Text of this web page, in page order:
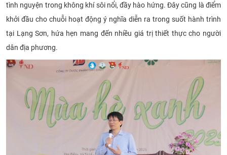
tình nguyện trong không khí sôi nổi, đầy hào hứng. Đây cũng là điểm
khởi đầu cho chuỗi hoạt động ý nghĩa diễn ra trong suốt hành trình
tại Lạng Sơn, hứa hẹn mang đến nhiều giá trị thiết thực cho người
dân địa phương.